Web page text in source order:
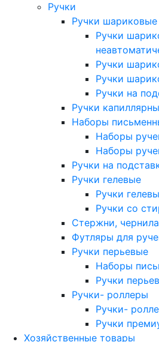
Ручки
Ручки шариковые
Ручки
Ручки
Ручки
Ручки на
Ручки
Наборы
Наборы
Наборы
Ручки на
Ручки гелевые
Ручки
Ручки со
Стержни,
Футляры для
Ручки перьевые
Наборы
Ручки
Ручки- роллеры
Ручки-
Ручки
Хозяйственные товары